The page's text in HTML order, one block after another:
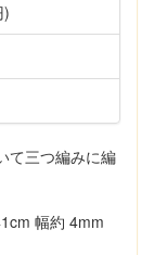
)
て三つ編みに編
幅約 4mm